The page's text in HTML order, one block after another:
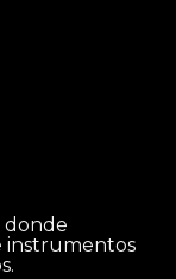
donde
instrumentos